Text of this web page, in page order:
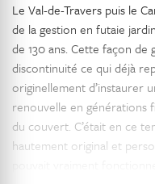
Le Val-de-Travers puis le
de la gestion en futaie
de 130 ans. Cette façon
discontinuité ce qui déjà
originellement d’instaurer
renouvelle en générations
du couvert. C’était en ce
hautement original et